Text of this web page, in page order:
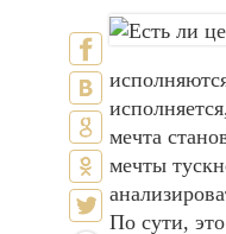
мечта
мечты
По сути,